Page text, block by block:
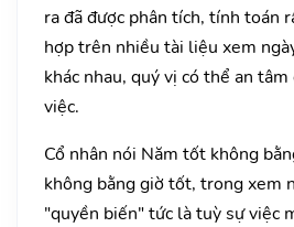
ra đã được phân tích, tính toán
hợp trên nhiều tài liệu xem
khác nhau, quý vị có thể an
việc.
Cổ nhân nói Năm tốt không
không bằng giờ tốt, trong xem
"quyền biến" tức là tuỳ sự việc